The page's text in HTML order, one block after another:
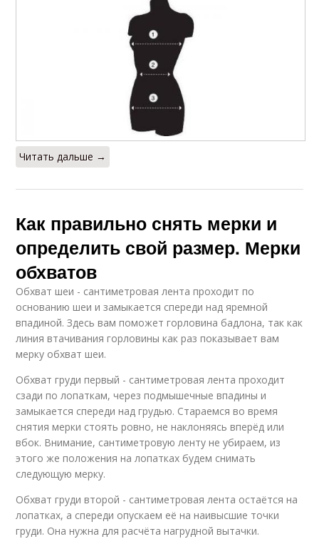
Читать дальше →
Как правильно снять мерки и
определить свой размер. Мерки
обхватов
Обхват шеи - сантиметровая лента проходит по
основанию шеи и замыкается спереди над яремной
впадиной. Здесь вам поможет горловина бадлона, так как
линия втачивания горловины как раз показывает вам
мерку обхват шеи.
Обхват груди первый - сантиметровая лента проходит
сзади по лопаткам, через подмышечные впадины и
замыкается спереди над грудью. Стараемся во время
снятия мерки стоять ровно, не наклоняясь вперёд или
вбок. Внимание, сантиметровую ленту не убираем, из
этого же положения на лопатках будем снимать
следующую мерку.
Обхват груди второй - сантиметровая лента остаётся на
лопатках, а спереди опускаем её на наивысшие точки
груди. Она нужна для расчёта нагрудной вытачки.